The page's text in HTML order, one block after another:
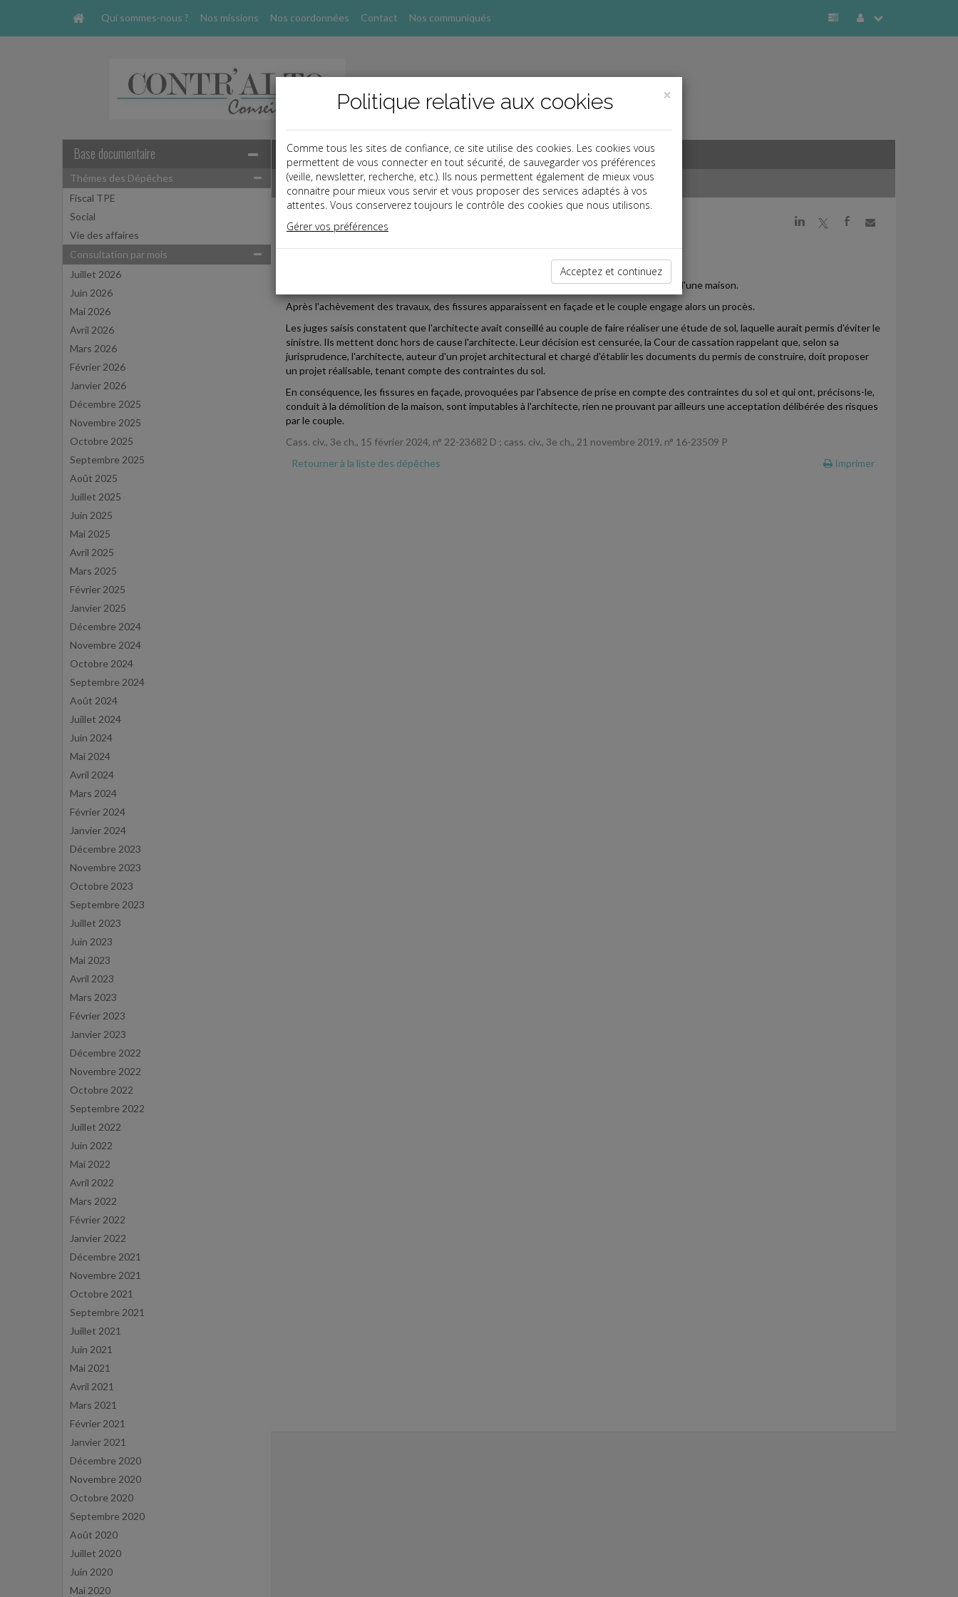
Qui sommes-nous ? Nos missions Nos coordonnées Contact Nos communiqués
Base documentaire
Thémes des Dépêches
Fiscal TPE
Social
Vie des affaires
Consultation par mois
Juillet 2026
Juin 2026
Mai 2026
Avril 2026
Mars 2026
Février 2026
Janvier 2026
Décembre 2025
Novembre 2025
Octobre 2025
Septembre 2025
Août 2025
Juillet 2025
Juin 2025
Mai 2025
Avril 2025
Mars 2025
Février 2025
Janvier 2025
Décembre 2024
Novembre 2024
Octobre 2024
Septembre 2024
Août 2024
Juillet 2024
Juin 2024
Mai 2024
Avril 2024
Mars 2024
Février 2024
Janvier 2024
Décembre 2023
Novembre 2023
Octobre 2023
Septembre 2023
Juillet 2023
Juin 2023
Mai 2023
Avril 2023
Mars 2023
Février 2023
Janvier 2023
Décembre 2022
Novembre 2022
Octobre 2022
Septembre 2022
Juillet 2022
Juin 2022
Mai 2022
Avril 2022
Mars 2022
Février 2022
Janvier 2022
Décembre 2021
Novembre 2021
Octobre 2021
Septembre 2021
Juillet 2021
Juin 2021
Mai 2021
Avril 2021
Mars 2021
Février 2021
Janvier 2021
Décembre 2020
Novembre 2020
Octobre 2020
Septembre 2020
Août 2020
Juillet 2020
Juin 2020
Mai 2020
Dépêches
j a b
Date: 2024-03-27
Un couple confie à un architecte la mission de réaliser le dossier de permis de construire d'une maison.
Après l'achèvement des travaux, des fissures apparaissent en façade et le couple engage alors un procès.
Les juges saisis constatent que l'architecte avait conseillé au couple de faire réaliser une étude de sol, laquelle aurait permis d'éviter le
sinistre. Ils mettent donc hors de cause l'architecte. Leur décision est censurée, la Cour de cassation rappelant que, selon sa
jurisprudence, l'architecte, auteur d'un projet architectural et chargé d'établir les documents du permis de construire, doit proposer
un projet réalisable, tenant compte des contraintes du sol.
En conséquence, les fissures en façade, provoquées par l'absence de prise en compte des contraintes du sol et qui ont, précisons-le,
conduit à la démolition de la maison, sont imputables à l'architecte, rien ne prouvant par ailleurs une acceptation délibérée des risques
par le couple.
Cass. civ., 3e ch., 15 février 2024, n° 22-23682 D ; cass. civ., 3e ch., 21 novembre 2019, n° 16-23509 P
Retourner à la liste des dépêches
Imprimer
×
Politique relative aux cookies
Comme tous les sites de confiance, ce site utilise des cookies. Les cookies vous
permettent de vous connecter en tout sécurité, de sauvegarder vos préférences
(veille, newsletter, recherche, etc.). Ils nous permettent également de mieux vous
connaitre pour mieux vous servir et vous proposer des services adaptés à vos
attentes. Vous conserverez toujours le contrôle des cookies que nous utilisons.
Gérer vos préférences
Acceptez et continuez